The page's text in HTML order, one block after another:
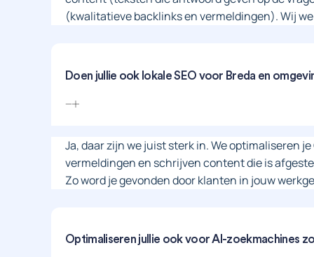
(kwalitatieve backlinks en vermeldingen). Wij
Doen jullie ook lokale SEO voor Breda en
Ja, daar zijn we juist sterk in. We optimaliseren
vermeldingen en schrijven content die is
Zo word je gevonden door klanten in jouw
Optimaliseren jullie ook voor AI-zoekmachines